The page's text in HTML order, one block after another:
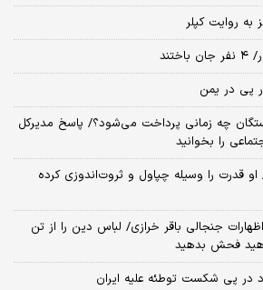
روایت کپلر
پی در یمن
چه زمانی پرداخت می‌شود؟/ پاسخ مدیرکل
را بخوانید
او قدرت را وسیله چپاول و ثروت‌اندوزی کرده
جنجالی باقر خرازی/ لباس دین را از تن
فحش بدهید